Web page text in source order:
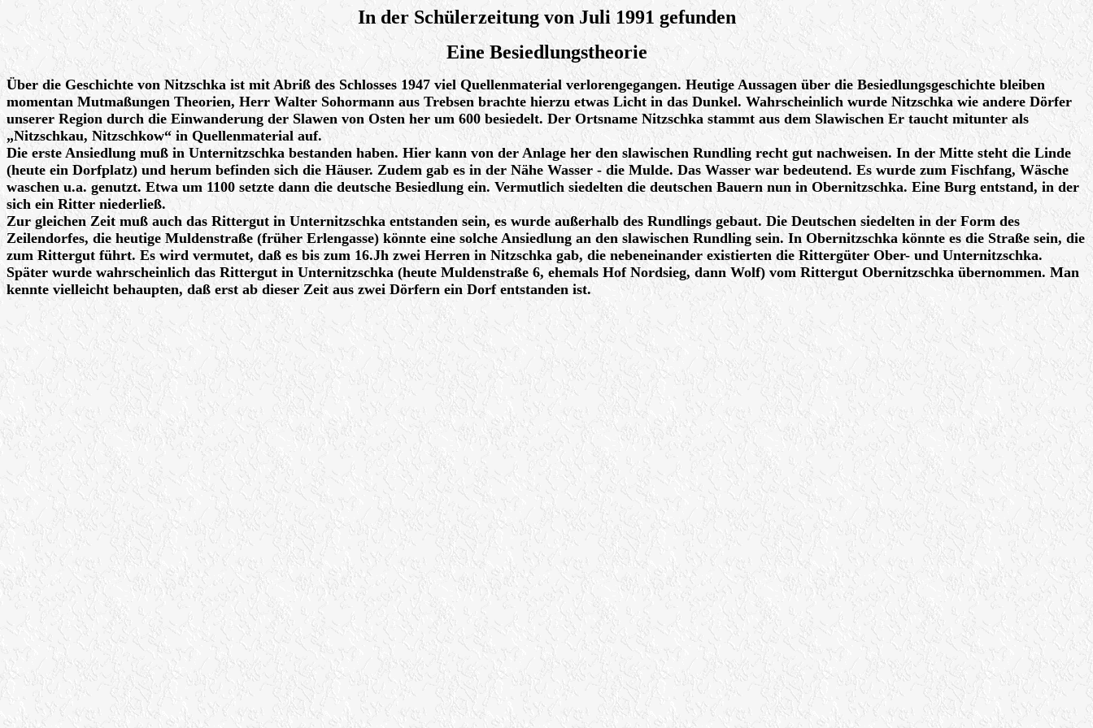
In der Schülerzeitung von Juli 1991 gefunden
Eine Besiedlungstheorie
Über die Geschichte von Nitzschka ist mit Abriß des Schlosses 1947 viel Quellenmaterial verlorengegangen. Heutige Aussagen über die Besiedlungsgeschichte bleiben
momentan Mutmaßungen Theorien, Herr Walter Sohormann aus Trebsen brachte hierzu etwas Licht in das Dunkel. Wahrscheinlich wurde Nitzschka wie andere Dörfer
unserer Region durch die Einwanderung der Slawen von Osten her um 600 besiedelt. Der Ortsname Nitzschka stammt aus dem Slawischen Er taucht mitunter als
„Nitzschkau, Nitzschkow“ in Quellenmaterial auf.
Die erste Ansiedlung muß in Unternitzschka bestanden haben. Hier kann von der Anlage her den slawischen Rundling recht gut nachweisen. In der Mitte steht die Linde
(heute ein Dorfplatz) und herum befinden sich die Häuser. Zudem gab es in der Nähe Wasser - die Mulde. Das Wasser war bedeutend. Es wurde zum Fischfang, Wäsche
waschen u.a. genutzt. Etwa um 1100 setzte dann die deutsche Besiedlung ein. Vermutlich siedelten die deutschen Bauern nun in Obernitzschka. Eine Burg entstand, in der
sich ein Ritter niederließ.
Zur gleichen Zeit muß auch das Rittergut in Unternitzschka entstanden sein, es wurde außerhalb des Rundlings gebaut. Die Deutschen siedelten in der Form des
Zeilendorfes, die heutige Muldenstraße (früher Erlengasse) könnte eine solche Ansiedlung an den slawischen Rundling sein. In Obernitzschka könnte es die Straße sein, die
zum Rittergut führt. Es wird vermutet, daß es bis zum 16.Jh zwei Herren in Nitzschka gab, die nebeneinander existierten die Rittergüter Ober- und Unternitzschka.
Später wurde wahrscheinlich das Rittergut in Unternitzschka (heute Muldenstraße 6, ehemals Hof Nordsieg, dann Wolf) vom Rittergut Obernitzschka übernommen. Man
kennte vielleicht behaupten, daß erst ab dieser Zeit aus zwei Dörfern ein Dorf entstanden ist.